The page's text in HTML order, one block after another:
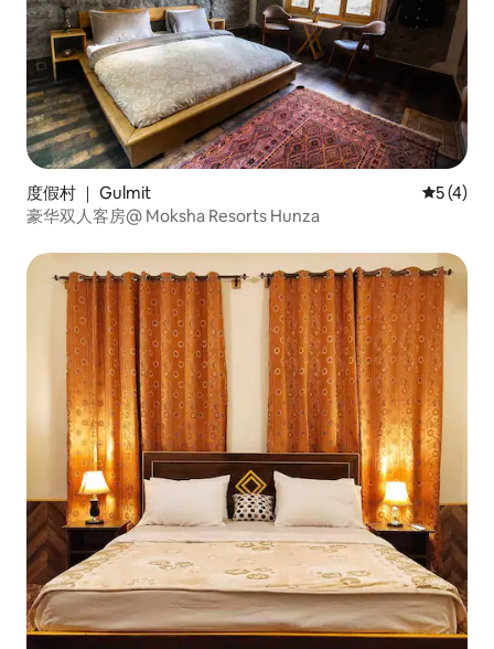
度假村 ｜ Gulmit 平均评分
5 (4)
豪华双人客房@ Moksha Resorts Hunza